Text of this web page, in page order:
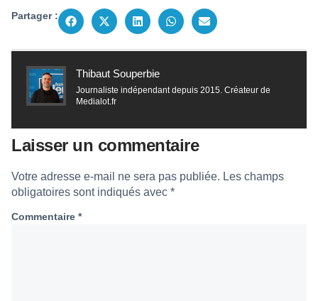
Partager :
Thibaut Souperbie
Journaliste indépendant depuis 2015. Créateur de
Medialot.fr
Laisser un commentaire
Votre adresse e-mail ne sera pas publiée. Les champs
obligatoires sont indiqués avec *
Commentaire *